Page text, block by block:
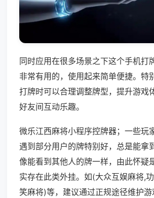
同时应用在很多场景之下这个手机打
非常有用的，使用起来简单便捷。特
打牌时可以合理调整牌型，提升游戏
好友间互动乐趣。
微乐江西麻将小程序控牌器；一些玩
遇到部分用户的牌特别好，总是能拿
像能看到其他人的牌一样，由此怀疑
实存在此类外挂。如(大众互娱麻将,
笑麻将)等，建议通过正规途径维护游